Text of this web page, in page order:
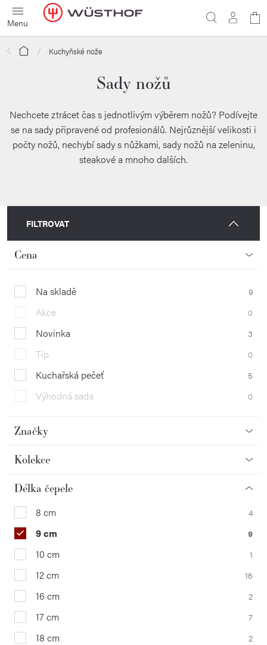
Přejít
na
obsah
Domů Kuchyňské nože
Sady nožů
Nechcete ztrácet čas s jednotlivým výběrem nožů? Podívejte
se na sady připravené od profesionálů. Nejrůznější velikosti i
počty nožů, nechybí sady s nůžkami, sady nožů na zeleninu,
steakové a mnoho dalších.
FILTROVAT
Cena
Na skladě 9
Akce 0
Novinka 3
Tip 0
Kuchařská pečeť 5
Výhodná sada 0
Značky
Kolekce
Délka čepele
8 cm 4
9 cm 9
10 cm 1
12 cm 16
16 cm 2
17 cm 7
18 cm 2